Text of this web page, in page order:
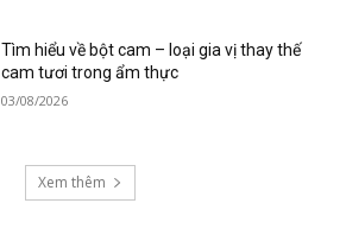
Tìm hiểu về bột cam – loại gia vị thay thế
cam tươi trong ẩm thực
03/08/2026
Xem thêm